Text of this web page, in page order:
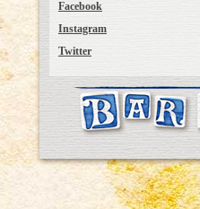
Facebook
Instagram
Twitter